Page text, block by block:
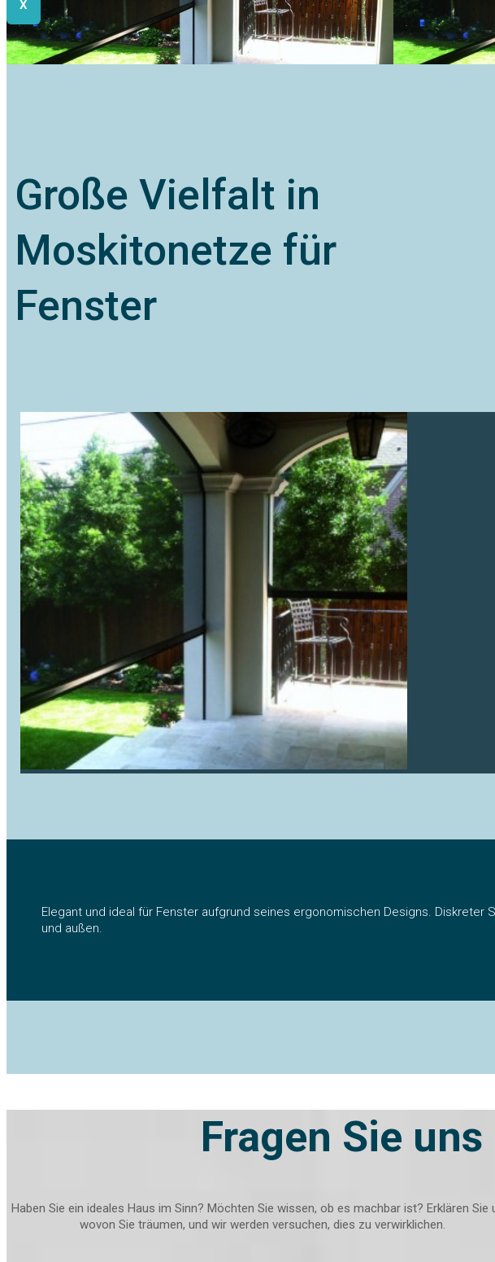
X
Große Vielfalt in
Moskitonetze für
Fenster
Elegant und ideal für Fenster aufgrund seines ergonomischen Designs. Diskreter
und außen.
Fragen Sie
Haben Sie ein ideales Haus im Sinn? Möchten Sie wissen, ob es machbar ist? Erklären Sie
wovon Sie träumen, und wir werden versuchen, dies zu verwirklichen.